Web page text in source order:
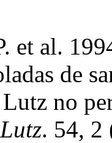
et al.
de
no
. 54, 2